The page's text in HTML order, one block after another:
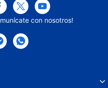
con nosotros!